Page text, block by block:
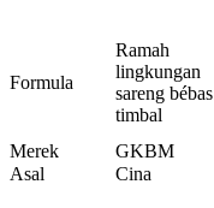
Formula
Ramah
lingkungan
sareng bébas
timbal
Merek
GKBM
Asal
Cina